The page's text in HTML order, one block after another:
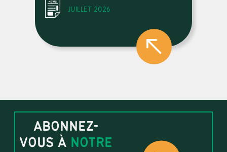
JUILLET 2026
ABONNEZ-
VOUS À NOTRE